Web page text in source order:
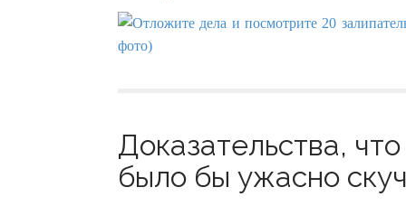
Доказательства,
было бы ужасно